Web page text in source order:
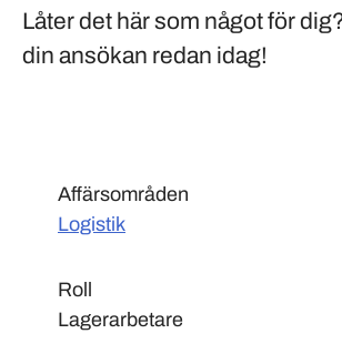
Låter det här som något för
din ansökan redan idag!
Affärsområden
Logistik
Roll
Lagerarbetare